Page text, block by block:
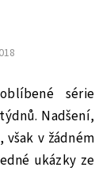
série
Nadšení,
v žádném
ukázky ze